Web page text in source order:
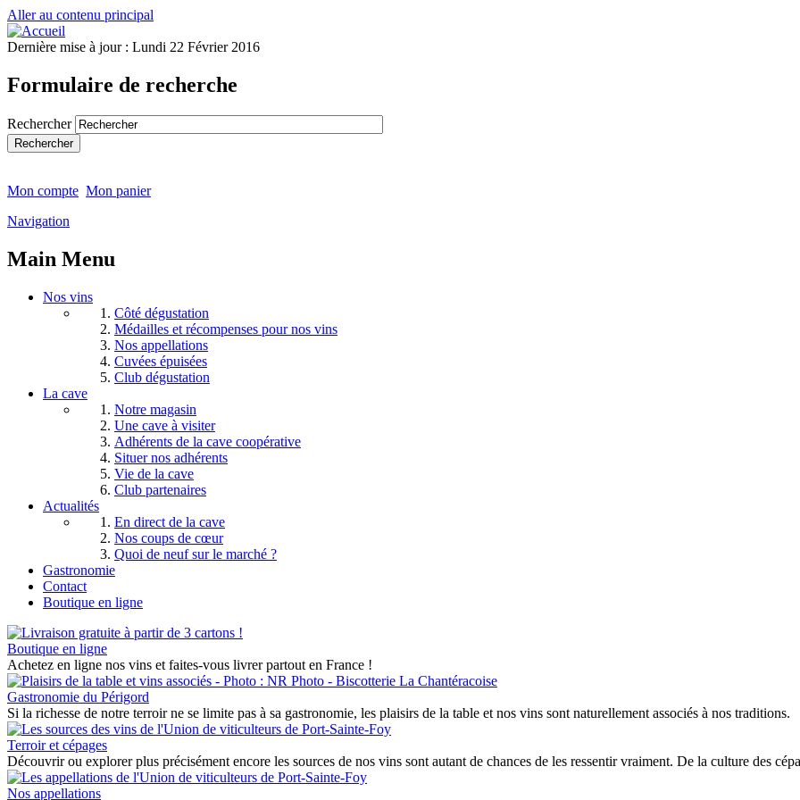
Aller au contenu principal
Dernière mise à jour : Lundi 22 Février 2016
Formulaire de recherche
Rechercher
Mon compte Mon panier
Navigation
Main Menu
Nos vins
Côté dégustation
Médailles et récompenses pour nos vins
Nos appellations
Cuvées épuisées
Club dégustation
La cave
Notre magasin
Une cave à visiter
Adhérents de la cave coopérative
Situer nos adhérents
Vie de la cave
Club partenaires
Actualités
En direct de la cave
Nos coups de cœur
Quoi de neuf sur le marché ?
Gastronomie
Contact
Boutique en ligne
Boutique en ligne
Achetez en ligne nos vins et faites-vous livrer partout en France !
Gastronomie du Périgord
Si la richesse de notre terroir ne se limite pas à sa gastronomie, les plaisirs de la table et nos vins sont naturellement associés à nos traditions.
Terroir et cépages
Découvrir ou explorer plus précisément encore les sources de nos vins sont autant de chances de les ressentir vraiment. De la culture des
Nos appellations